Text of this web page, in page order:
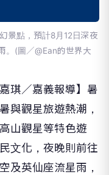
景點，預計8月12日深夜
。(圖／@Ean的世界大
琪／嘉義報導】暑
與觀星旅遊熱潮，
山觀星等特色遊
文化，夜晚則前往
及英仙座流星雨，